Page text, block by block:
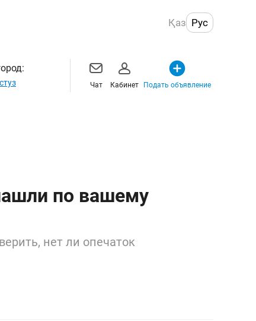
Қаз Рус
Чат Кабинет Подать объявление
по вашему
нет ли опечаток